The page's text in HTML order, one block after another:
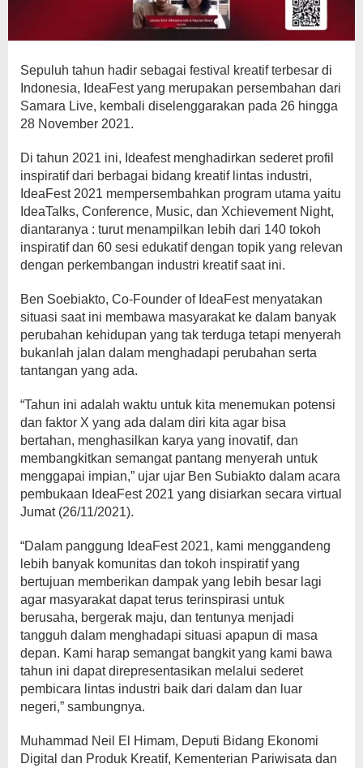
Sepuluh tahun hadir sebagai festival kreatif terbesar di
Indonesia, IdeaFest yang merupakan persembahan dari
Samara Live, kembali diselenggarakan pada 26 hingga
28 November 2021.
Di tahun 2021 ini, Ideafest menghadirkan sederet profil
inspiratif dari berbagai bidang kreatif lintas industri,
IdeaFest 2021 mempersembahkan program utama yaitu
IdeaTalks, Conference, Music, dan Xchievement Night,
diantaranya : turut menampilkan lebih dari 140 tokoh
inspiratif dan 60 sesi edukatif dengan topik yang relevan
dengan perkembangan industri kreatif saat ini.
Ben Soebiakto, Co-Founder of IdeaFest menyatakan
situasi saat ini membawa masyarakat ke dalam banyak
perubahan kehidupan yang tak terduga tetapi menyerah
bukanlah jalan dalam menghadapi perubahan serta
tantangan yang ada.
“Tahun ini adalah waktu untuk kita menemukan potensi
dan faktor X yang ada dalam diri kita agar bisa
bertahan, menghasilkan karya yang inovatif, dan
membangkitkan semangat pantang menyerah untuk
menggapai impian,” ujar ujar Ben Subiakto dalam acara
pembukaan IdeaFest 2021 yang disiarkan secara virtual
Jumat (26/11/2021).
“Dalam panggung IdeaFest 2021, kami menggandeng
lebih banyak komunitas dan tokoh inspiratif yang
bertujuan memberikan dampak yang lebih besar lagi
agar masyarakat dapat terus terinspirasi untuk
berusaha, bergerak maju, dan tentunya menjadi
tangguh dalam menghadapi situasi apapun di masa
depan. Kami harap semangat bangkit yang kami bawa
tahun ini dapat direpresentasikan melalui sederet
pembicara lintas industri baik dari dalam dan luar
negeri,” sambungnya.
Muhammad Neil El Himam, Deputi Bidang Ekonomi
Digital dan Produk Kreatif, Kementerian Pariwisata dan